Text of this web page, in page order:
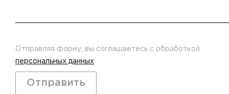
Отправляя форму, вы соглашаетесь с обработкой
персональных данных
Отправить